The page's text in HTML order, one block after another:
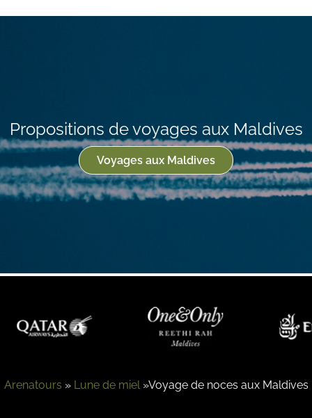
Propositions de voyages aux Maldives
Voyages aux Maldives
Arenatours » Lune de miel »Voyage de noces aux Maldives